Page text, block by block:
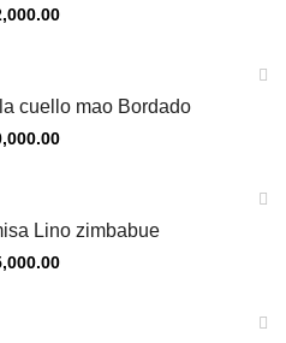
cuello mao Bordado
Lino zimbabue